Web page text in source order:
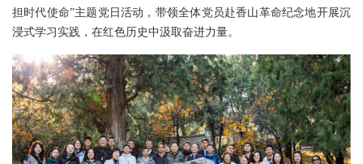
担时代使命”主题党日活动，带领全体党员赴香山革命纪念地开展沉
浸式学习实践，在红色历史中汲取奋进力量。